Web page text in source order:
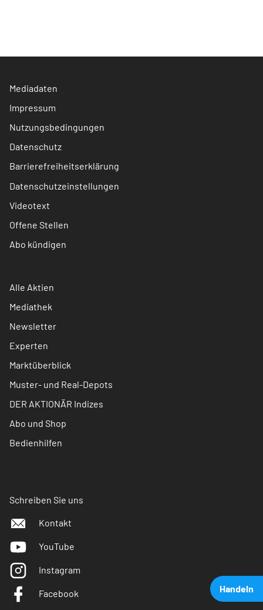
Handeln
Mediadaten
Impressum
Nutzungsbedingungen
Datenschutz
Barrierefreiheitserklärung
Datenschutzeinstellungen
Videotext
Offene Stellen
Abo kündigen
Alle Aktien
Mediathek
Newsletter
Experten
Marktüberblick
Muster- und Real-Depots
DER AKTIONÄR Indizes
Abo und Shop
Bedienhilfen
Schreiben Sie uns
Kontakt
YouTube
Instagram
Facebook